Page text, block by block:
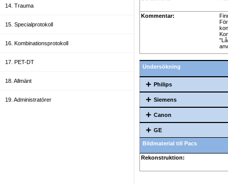
14. Trauma
15. Specialprotokoll
16. Kombinationsprotokoll
17. PET-DT
18. Allmänt
19. Administratörer
Kommentar:
Undersökning
Philips
Siemens
Canon
GE
Bildmaterial till Pacs
Rekonstruktion: